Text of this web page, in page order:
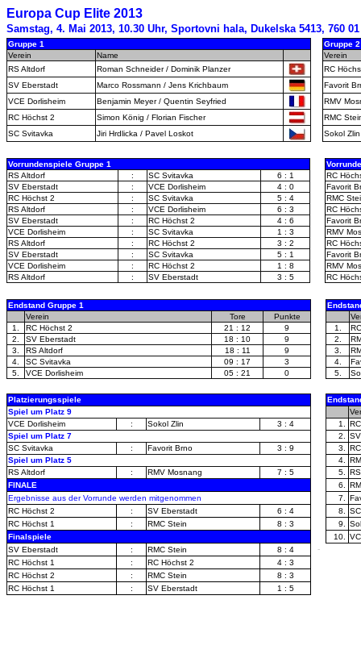
Europa Cup Elite 2013
Samstag, 4. Mai 2013, 10.30 Uhr, Sportovni hala, Dukelska 5413, 760
Gruppe 1
Gruppe 2
Verein
Name
Verein
RS Altdorf
Roman Schneider / Dominik Planzer
RC
SV Eberstadt
Marco Rossmann / Jens Krichbaum
Favorit
VCE Dorlisheim
Benjamin Meyer / Quentin Seyfried
RMV
RC Höchst 2
Simon König / Florian Fischer
RMC
SC Svitavka
Jiri Hrdlicka / Pavel Loskot Sokol Zlin
Vorrundenspiele Gruppe 1
RS Altdorf
: SC Svitavka 6 : 1
RC
SV Eberstadt
: VCE Dorlisheim 4 : 0
Favorit
RC Höchst 2
: SC Svitavka 5 : 4
RMC
RS Altdorf
: VCE Dorlisheim 6 : 3
RC
SV Eberstadt
: RC Höchst 2 4 : 6
Favorit
VCE Dorlisheim
: SC Svitavka 1 : 3
RMV
RS Altdorf
: RC Höchst 2 3 : 2
RC
SV Eberstadt
: SC Svitavka 5 : 1
Favorit
VCE Dorlisheim
: RC Höchst 2 1 : 8
RMV
RS Altdorf
: SV Eberstadt 3 : 5 RC
Endstand Gruppe 1
Verein Tore Punkte
1.
RC Höchst 2 21 : 12 9 1.
2.
SV Eberstadt 18 : 10 9 2.
3.
RS Altdorf 18 : 11 9 3.
4.
SC Svitavka 09 : 17 3 4.
5.
VCE Dorlisheim 05 : 21 0 5.
Platzierungsspiele
Spiel um Platz 9
VCE Dorlisheim
: Sokol Zlin 3 : 4 1.
Spiel um Platz 7
2.
SC Svitavka
: Favorit Brno 3 : 9 3.
Spiel um Platz 5
4.
RS Altdorf
: RMV Mosnang 7 : 5 5.
FINALE
6.
Ergebnisse aus der Vorrunde werden mitgenommen
7.
RC Höchst 2
: SV Eberstadt 6 : 4 8.
RC Höchst 1
: RMC Stein 8 : 3 9.
Finalspiele
10.
SV Eberstadt
: RMC Stein 8 : 4
-
RC Höchst 1
: RC Höchst 2 4 : 3
RC Höchst 2 : RMC Stein 8 : 3
RC Höchst 1 : SV Eberstadt 1 : 5